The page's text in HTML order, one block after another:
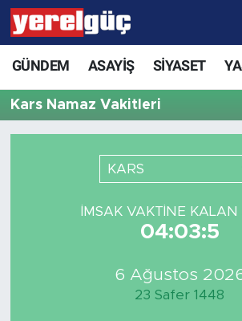
GÜNDEM ASAYİŞ SİYASET
Kars Namaz Vakitleri
KARS
İMSAK VAKTINE KALAN
04:03:5
6 Ağustos
23 Safer 1448